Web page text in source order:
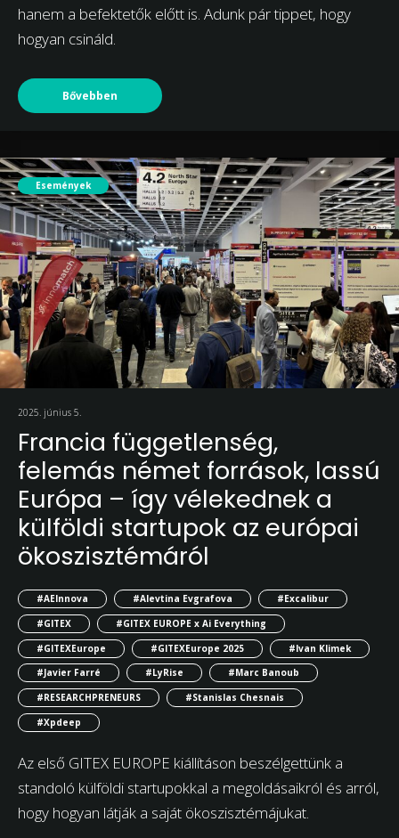
hanem a befektetők előtt is. Adunk pár tippet, hogy
hogyan csináld.
Bővebben
Események
2025. június 5.
Francia függetlenség,
felemás német források, lassú
Európa – így vélekednek a
külföldi startupok az európai
ökoszisztémáról
#AEInnova #Alevtina Evgrafova
#Excalibur
#GITEX
#GITEX EUROPE x Ai Everything
#GITEXEurope
#GITEXEurope 2025
#Ivan Klimek
#Javier Farré
#LyRise
#Marc Banoub
#RESEARCHPRENEURS
#Stanislas Chesnais
#Xpdeep
Az első GITEX EUROPE kiállításon beszélgettünk a
standoló külföldi startupokkal a megoldásaikról és arról,
hogy hogyan látják a saját ökoszisztémájukat.